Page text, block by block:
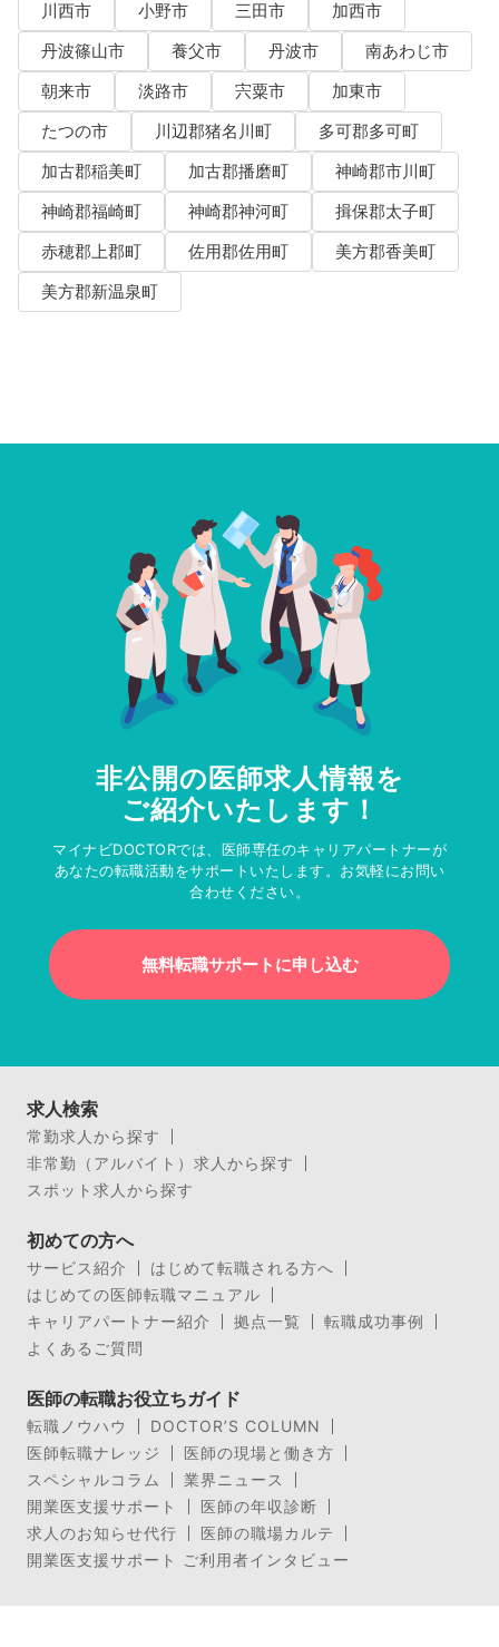
川西市
小野市 三田市
加西市
丹波篠山市
養父市 丹波市
南あわじ市
朝来市
淡路市 宍粟市
加東市
たつの市
川辺郡猪名川町
多可郡多可町
加古郡稲美町
加古郡播磨町
神崎郡市川町
神崎郡福崎町
神崎郡神河町
揖保郡太子町
赤穂郡上郡町
佐用郡佐用町
美方郡香美町
美方郡新温泉町
非公開の医師求人情報を
ご紹介いたします！
マイナビDOCTORでは、医師専任のキャリアパートナーが
あなたの転職活動をサポートいたします。お気軽にお問い
合わせください。
無料転職サポートに申し込む
求人検索
常勤求人から探す
非常勤（アルバイト）求人から探す
スポット求人から探す
初めての方へ
サービス紹介
はじめて転職される方へ
はじめての医師転職マニュアル
キャリアパートナー紹介
拠点一覧
転職成功事例
よくあるご質問
医師の転職お役立ちガイド
転職ノウハウ
DOCTOR’S COLUMN
医師転職ナレッジ
医師の現場と働き方
スペシャルコラム
業界ニュース
開業医支援サポート
医師の年収診断
求人のお知らせ代行
医師の職場カルテ
開業医支援サポート ご利用者インタビュー